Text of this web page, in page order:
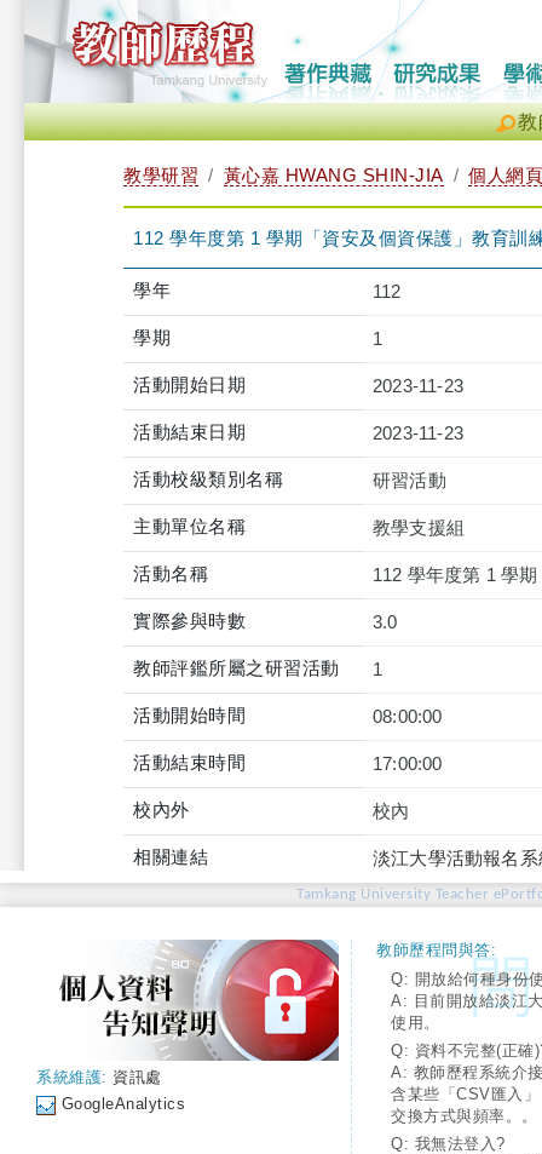
教
教學研習 黃心嘉 HWANG SHIN-JIA 個人網頁
112 學年度第 1 學期「資安及個資保護」教育
學年 112
學期 1
活動開始日期 2023-11-23
活動結束日期 2023-11-23
活動校級類別名稱 研習活動
主動單位名稱 教學支援組
活動名稱 112 學年度第 1 學
實際參與時數 3.0
教師評鑑所屬之研習活動 1
活動開始時間 08:00:00
活動結束時間 17:00:00
校內外 校內
相關連結 淡江大學活動報名
Tamkang University Teacher
系統維護: 資訊處
GoogleAnalytics
教師歷程問與答:
Q: 開放給何種身份
A: 目前開放給淡江
使用。
Q: 資料不完整(正確
A: 教師歷程系統介
含某些「CSV匯入
交換方式與頻率。。
Q: 我無法登入?